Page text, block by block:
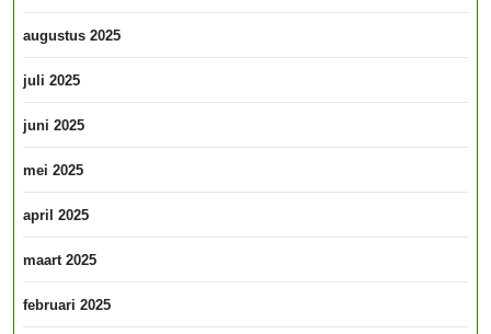
augustus 2025
juli 2025
juni 2025
mei 2025
april 2025
maart 2025
februari 2025